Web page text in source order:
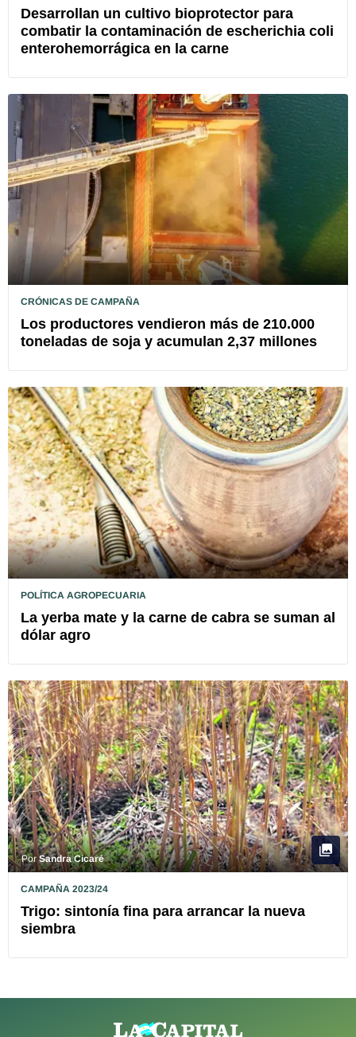
Desarrollan un cultivo bioprotector para
combatir la contaminación de escherichia coli
enterohemorrágica en la carne
CRÓNICAS DE CAMPAÑA
Los productores vendieron más de 210.000
toneladas de soja y acumulan 2,37 millones
POLÍTICA AGROPECUARIA
La yerba mate y la carne de cabra se suman al
dólar agro
PorSandra Cicaré
CAMPAÑA 2023/24
Trigo: sintonía fina para arrancar la nueva
siembra